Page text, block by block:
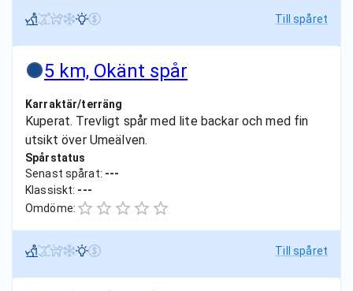
Till spåret
5 km, Okänt spår
Karraktär/terräng
Kuperat. Trevligt spår med lite backar och med fin
utsikt över Umeälven.
Spårstatus
Senast spårat: ---
Klassiskt: ---
Omdöme:
Till spåret